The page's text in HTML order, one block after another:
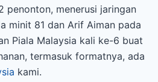
penonton, menerusi jaringan
minit 81 dan Arif Aiman pada
Piala Malaysia kali ke-6 buat
termasuk formatnya, ada
kami.